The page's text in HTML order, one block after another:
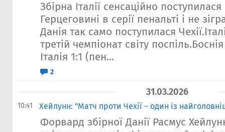
Збірна Італії сенсаційно поступилася
Герцеговині в серії пенальті і не
Данія так само поступилася
третій чемпіонат світу
Італія 1:1 (пен...
2
31.03.2026
10:41 Хейлунн: "Матч проти Чехії – один із
Форвард збірної Данії Расмус